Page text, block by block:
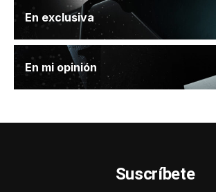
En exclusiva
En mi opinión
Suscríbete